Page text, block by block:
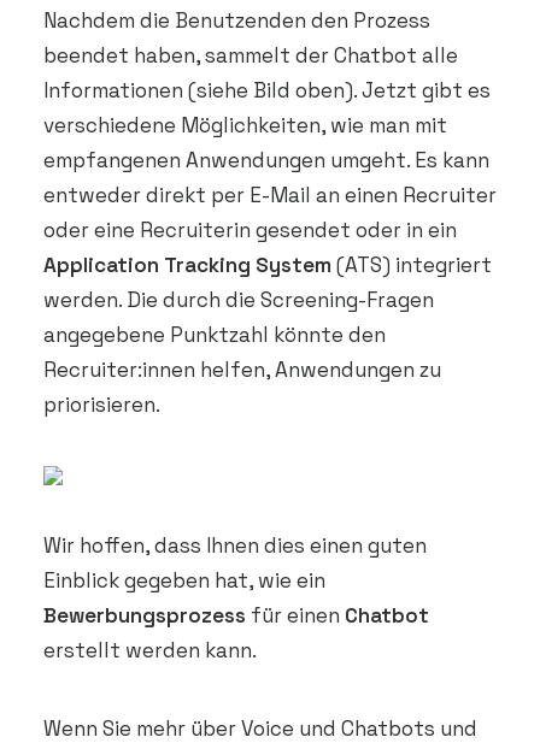
Nachdem die Benutzenden den Prozess
beendet haben, sammelt der Chatbot alle
Informationen (siehe Bild oben). Jetzt gibt es
verschiedene Möglichkeiten, wie man mit
empfangenen Anwendungen umgeht. Es kann
entweder direkt per E-Mail an einen Recruiter
oder eine Recruiterin gesendet oder in ein
Application Tracking System (ATS) integriert
werden. Die durch die Screening-Fragen
angegebene Punktzahl könnte den
Recruiter:innen helfen, Anwendungen zu
priorisieren.
Wir hoffen, dass Ihnen dies einen guten
Einblick gegeben hat, wie ein
Bewerbungsprozess für einen Chatbot
erstellt werden kann.
Wenn Sie mehr über Voice und Chatbots und